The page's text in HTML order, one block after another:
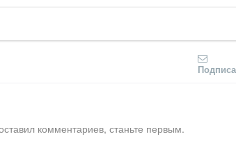
комментариев, станьте первым.